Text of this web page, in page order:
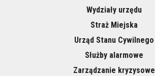
Wydziały urzędu
Straż Miejska
Urząd Stanu Cywilnego
Służby alarmowe
Zarządzanie kryzysowe